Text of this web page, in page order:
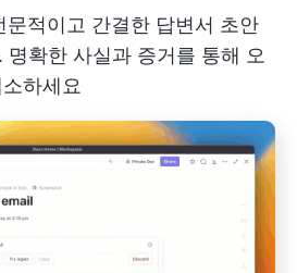
문적이고 간결한 답변서 초안
명확한 사실과 증거를 통해 오
하세요